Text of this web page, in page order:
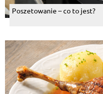
Poszetowanie – co to jest?